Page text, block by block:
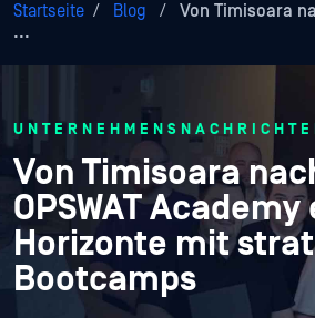
Startseite / Blog /
Von Timisoara
...
Von Timisoara
OPSWAT
Horizonte mit
Bootcamps